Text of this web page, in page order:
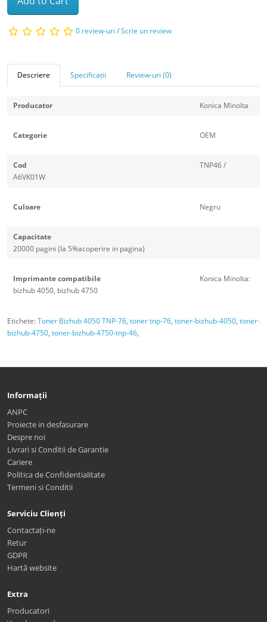
0 review-uri /Scrie un review
Descriere Specificații Review-uri (0)
Producator Konica Minolta
Categorie OEM
Cod
TNP46 /
A6VK01W
Culoare Negru
Capacitate
20000 pagini (la 5%acoperire in pagina)
Imprimante compatibile
Konica Minolta:
bizhub 4050, bizhub 4750
Etichete:Toner Bizhub 4050 TNP-76, toner tnp-76, toner-bizhub-4050, toner-
bizhub-4750, toner-bizhub-4750-tnp-46,
Informații
ANPC
Proiecte in desfasurare
Despre noi
Livrari si Conditii de Garantie
Cariere
Politica de Confidentialitate
Termeni si Conditii
Serviciu Clienți
Contactați-ne
Retur
GDPR
Hartă website
Extra
Producatori